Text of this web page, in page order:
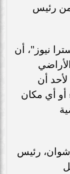
من رئيس
نيوز"، أن
أن
أي مكان
رئيس